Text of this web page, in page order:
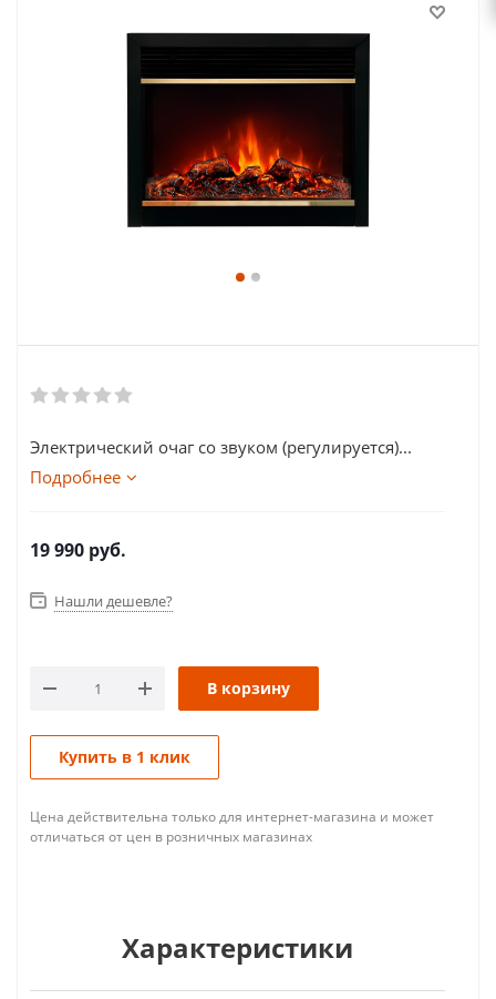
Электрический очаг со звуком (регулируется)...
Подробнее
19 990 руб.
Нашли дешевле?
В корзину
Купить в 1 клик
Цена действительна только для интернет-магазина и может
отличаться от цен в розничных магазинах
Характеристики